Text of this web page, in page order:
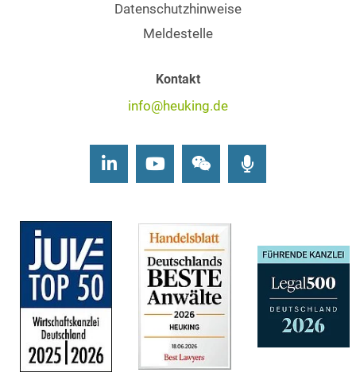
Datenschutzhinweise
Meldestelle
Kontakt
info@heuking.de
LinkedInYoutubeWechat